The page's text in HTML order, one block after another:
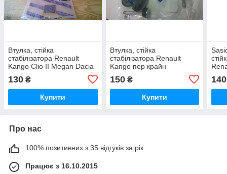
Втулка, стійка
стабілізатора Renault
Kango Clio II Megan Dacia
130 ₴
Купити
Втулка, стійка
стабілізатора Renault
Kango пер крайн
150₴
Купити
140
Про нас
100% позитивних з 35 відгуків за рік
Працює з 16.10.2015